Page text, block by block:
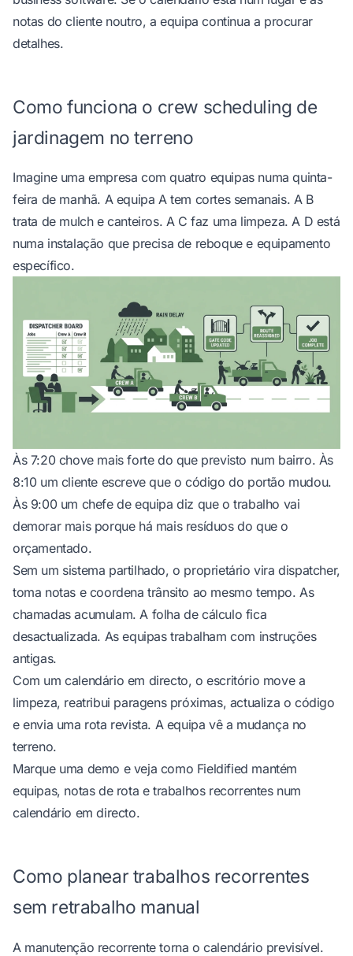
notas do cliente noutro, a equipa continua a procurar
detalhes.
Como funciona o crew scheduling de
jardinagem no terreno
Imagine uma empresa com quatro equipas numa quinta-
feira de manhã. A equipa A tem cortes semanais. A B
trata de mulch e canteiros. A C faz uma limpeza. A D está
numa instalação que precisa de reboque e equipamento
específico.
Às 7:20 chove mais forte do que previsto num bairro. Às
8:10 um cliente escreve que o código do portão mudou.
Às 9:00 um chefe de equipa diz que o trabalho vai
demorar mais porque há mais resíduos do que o
orçamentado.
Sem um sistema partilhado, o proprietário vira dispatcher,
toma notas e coordena trânsito ao mesmo tempo. As
chamadas acumulam. A folha de cálculo fica
desactualizada. As equipas trabalham com instruções
antigas.
Com um calendário em directo, o escritório move a
limpeza, reatribui paragens próximas, actualiza o código
e envia uma rota revista. A equipa vê a mudança no
terreno.
Marque uma demo e veja como Fieldified mantém
equipas, notas de rota e trabalhos recorrentes num
calendário em directo.
Como planear trabalhos recorrentes
sem retrabalho manual
A manutenção recorrente torna o calendário previsível.